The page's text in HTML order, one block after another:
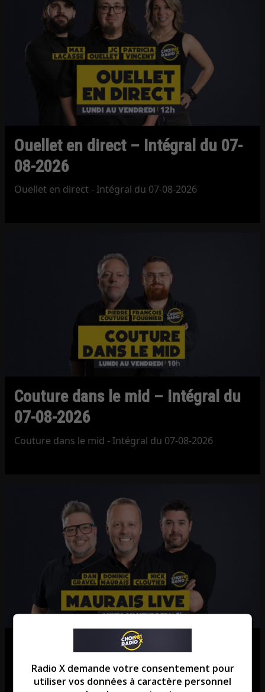
Ouellet en direct – Intégral du 07-
08-2026
Ouellet en direct - Intégral du 07-08-2026
Couture dans le mid – Intégral du
07-08-2026
Couture dans le mid - Intégral du 07-08-2026
Maurais Live – Intégral du 07-08-
2026
Radio X demande votre consentement pour
utiliser vos données à caractère personnel